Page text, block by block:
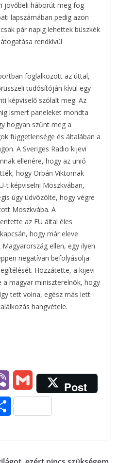
jövőbeli háborút meg fog
lapszámában pedig azon
pár napig lehettek büszkék
rendkívül
foglalkozott az úttal,
tudósítóján kívül egy
képviselő szólalt meg. Az
ismert paneleket mondta
hogyan szűnt meg a
függetlensége és általában a
A Sveriges Radio kijevi
ellenére, hogy az unió
hogy Orbán Viktornak
t képviselni Moszkvában,
úgy üdvözölte, hogy végre
Moszkvába. A
az EU által éles
hogy már eleve
ellen, egy ilyen
negatívan befolyásolja
Hozzátette, a kijevi
magyar miniszterelnök, hogy
tett volna, egész más lett
hangvétele.
i
b
r
m
a
l
Post
O